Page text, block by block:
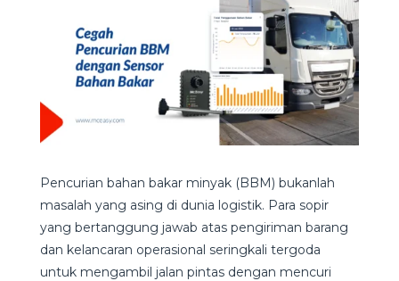
Pencurian bahan bakar minyak (BBM) bukanlah
masalah yang asing di dunia logistik. Para sopir
yang bertanggung jawab atas pengiriman barang
dan kelancaran operasional seringkali tergoda
untuk mengambil jalan pintas dengan mencuri